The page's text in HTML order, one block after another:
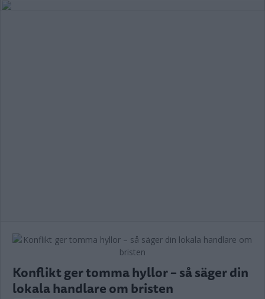
Konflikt ger tomma hyllor – så säger din
lokala handlare om bristen